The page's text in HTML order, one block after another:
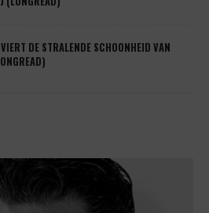
DE STRALENDE SCHOONHEID VAN